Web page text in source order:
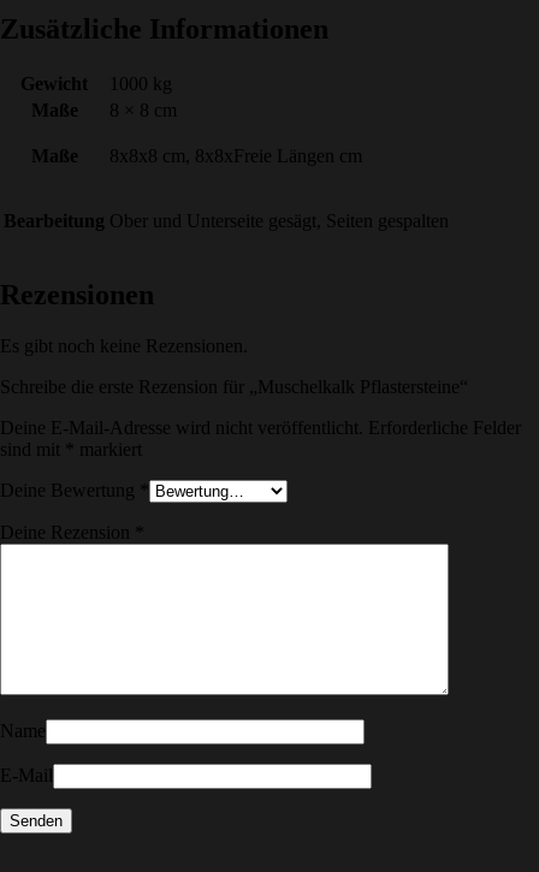
Zusätzliche Informationen
Gewicht
1000 kg
Maße
8 × 8 cm
Maße 8x8x8 cm, 8x8xFreie Längen cm
Bearbeitung Ober und Unterseite gesägt, Seiten gespalten
Rezensionen
Es gibt noch keine Rezensionen.
Schreibe die erste Rezension für „Muschelkalk Pflastersteine“
Deine E-Mail-Adresse wird nicht veröffentlicht.
Erforderliche Felder
sind mit
markiert
Deine Bewertung
Deine Rezension
Name
E-Mail